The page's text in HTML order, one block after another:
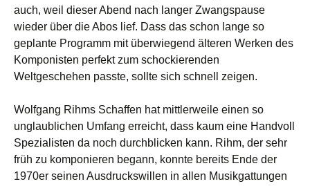
auch, weil dieser Abend nach langer Zwangspause
wieder über die Abos lief. Dass das schon lange so
geplante Programm mit überwiegend älteren Werken des
Komponisten perfekt zum schockierenden
Weltgeschehen passte, sollte sich schnell zeigen.
Wolfgang Rihms Schaffen hat mittlerweile einen so
unglaublichen Umfang erreicht, dass kaum eine Handvoll
Spezialisten da noch durchblicken kann. Rihm, der sehr
früh zu komponieren begann, konnte bereits Ende der
1970er seinen Ausdruckswillen in allen Musikgattungen